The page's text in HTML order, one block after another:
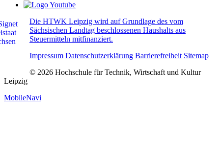
Die HTWK Leipzig wird auf Grundlage des vom
Sächsischen Landtag beschlossenen Haushalts aus
Steuermitteln mitfinanziert.
Impressum Datenschutzerklärung Barrierefreiheit Sitemap
© 2026 Hochschule für Technik, Wirtschaft und Kultur
Leipzig
MobileNavi